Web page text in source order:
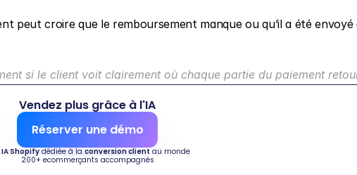
peut croire que le remboursement manque ou qu’il a été envoyé
si le client voit clairement où chaque partie du paiement
Vendez plus grâce à l'IA
Réserver une démo
IA Shopify dédiée à la conversion client au monde
200+ ecommerçants accompagnés